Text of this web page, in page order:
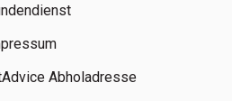
Abholadresse